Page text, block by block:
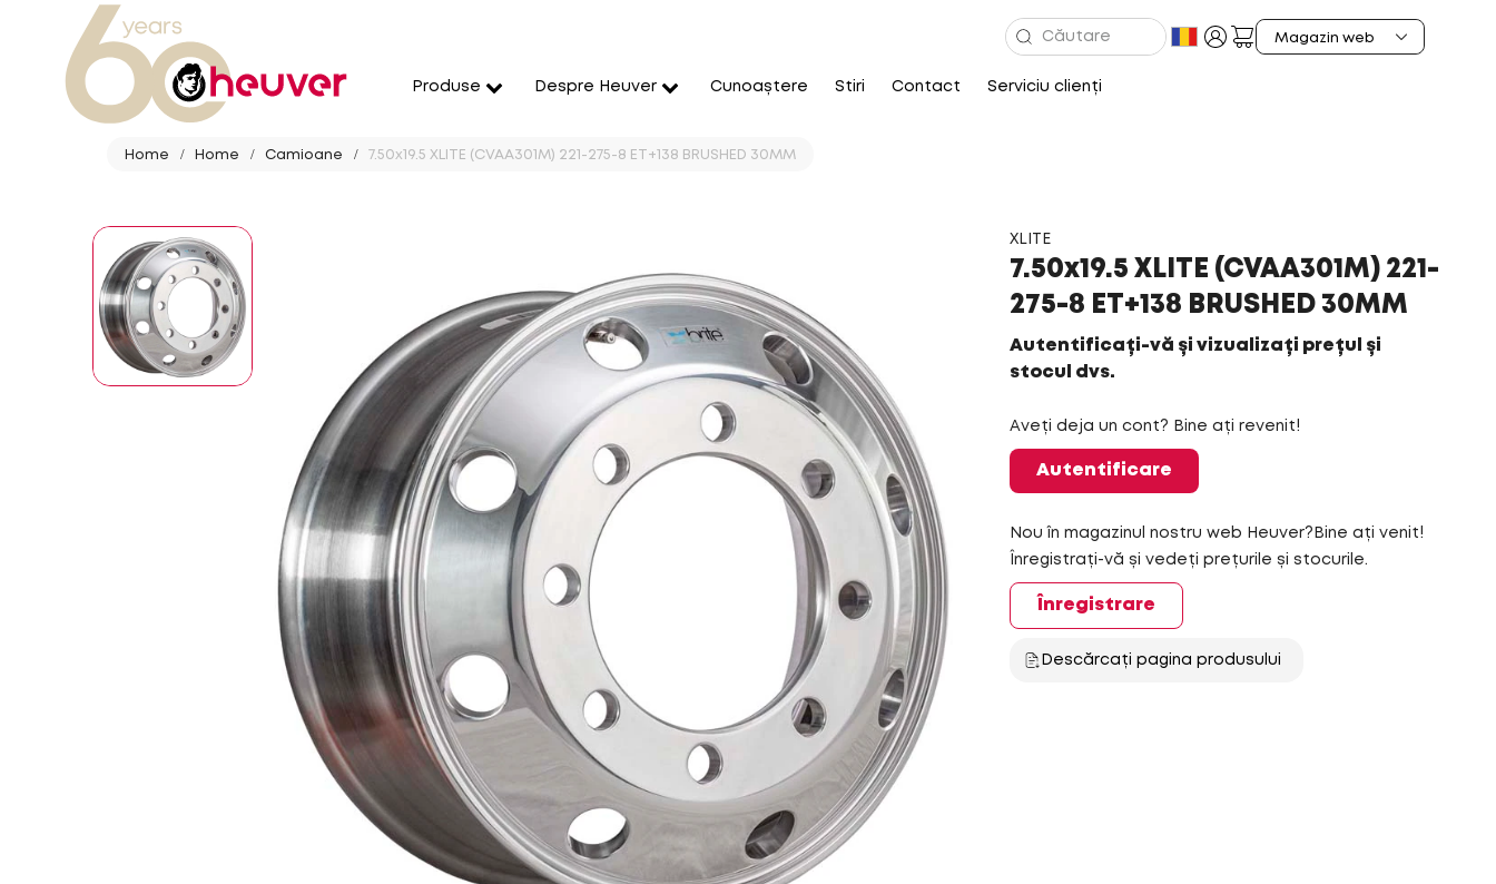
Produse Despre Heuver Cunoaștere Stiri Contact Serviciu clienți
Home Home Camioane 7.50x19.5 XLITE (CVAA301M) 221-275-8 ET+138 BRUSHED 30MM
XLITE
7.50x19.5 XLITE (CVAA301M) 221-
275-8 ET+138 BRUSHED 30MM
Autentificați-vă și vizualizați prețul și
stocul dvs.
Aveți deja un cont? Bine ați revenit!
Autentificare
Nou în magazinul nostru web Heuver?Bine ați venit!
Înregistrați-vă și vedeți prețurile și stocurile.
Înregistrare
Descărcați pagina produsului